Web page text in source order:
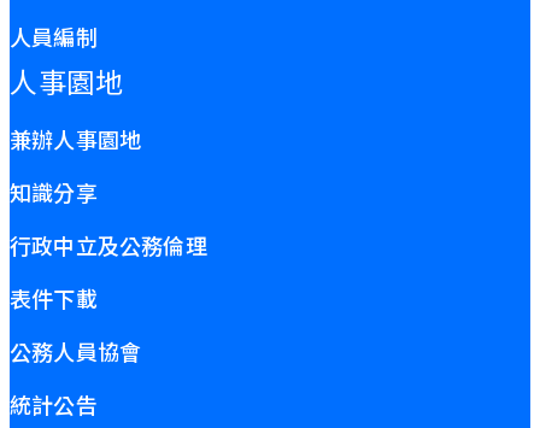
人員編制
人事園地
兼辦人事園地
知識分享
行政中立及公務倫理
表件下載
公務人員協會
統計公告